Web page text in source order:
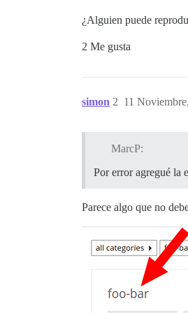
¿Alguien puede
2 Me gusta
simon 11
2
MarcP:
Por error agregué la
Parece algo que no